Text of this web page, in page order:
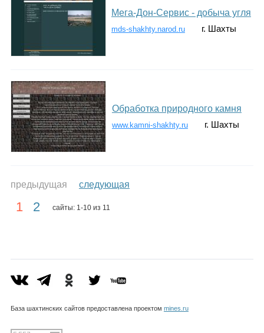
Мега-Дон-Сервис - добыча угля
mds-shakhty.narod.ru г. Шахты
Обработка природного камня
www.kamni-shakhty.ru г. Шахты
предыдущая следующая
1 2 сайты: 1-10 из 11
База шахтинских сайтов предоставлена проектом mines.ru